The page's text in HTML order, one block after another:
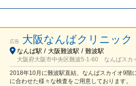
広告 大阪なんばクリニック
なんば駅 / 大阪難波駅 / 難波駅
大阪府大阪市中央区難波5-1-60 なんばスカ
2018年10月に難波駅直結、なんばスカイオ9階
に合わせた様々な検査をご用意しております。